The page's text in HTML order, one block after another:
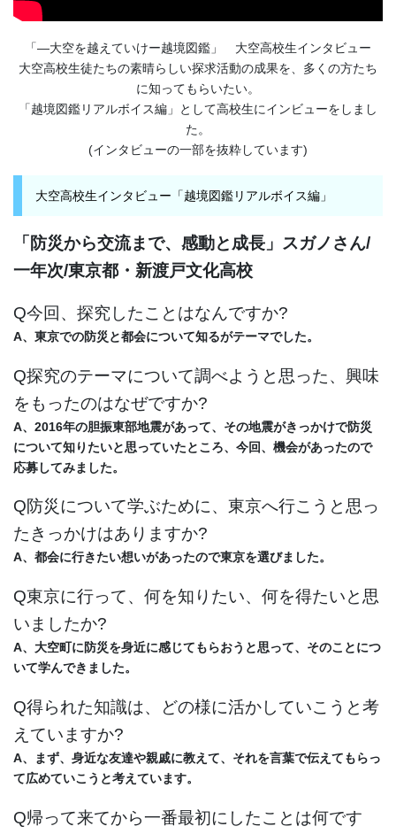
「―大空を越えていけー越境図鑑」 大空高校生インタビュー
大空高校生徒たちの素晴らしい探求活動の成果を、多くの方たち
に知ってもらいたい。
「越境図鑑リアルボイス編」として高校生にインビューをしまし
た。
(インタビューの一部を抜粋しています)
大空高校生インタビュー「越境図鑑リアルボイス編」
「防災から交流まで、感動と成長」スガノさん/
一年次/東京都・新渡戸文化高校
Q今回、探究したことはなんですか?
A、東京での防災と都会について知るがテーマでした。
Q探究のテーマについて調べようと思った、興味
をもったのはなぜですか?
A、2016年の胆振東部地震があって、その地震がきっかけで防災
について知りたいと思っていたところ、 今回、機会があったので
応募してみました。
Q防災について学ぶために、東京へ行こうと思っ
たきっかけはありますか?
A、都会に行きたい想いがあったので東京を選びました。
Q東京に行って、何を知りたい、何を得たいと思
いましたか?
A、大空町に防災を身近に感じてもらおうと思って、そのことにつ
いて学んできました。
Q得られた知識は、どの様に活かしていこうと考
えていますか?
A、まず、身近な友達や親戚に教えて、それを言葉で伝えてもらっ
て広めていこうと考えています。
Q帰って来てから一番最初にしたことは何です